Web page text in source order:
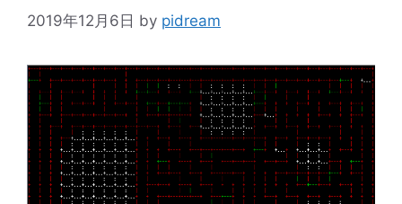
2019年12月6日 by pidream